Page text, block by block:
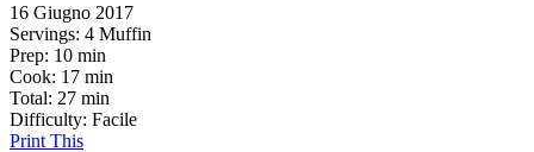
16 Giugno 2017
Servings: 4 Muffin
Prep: 10 min
Cook: 17 min
Total: 27 min
Difficulty: Facile
Print This